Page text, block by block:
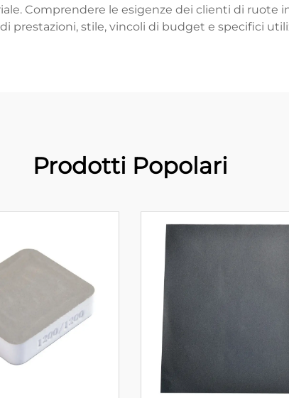
Comprendere le esigenze dei clienti di ruote
prestazioni, stile, vincoli di budget e specifici
Prodotti Popolari